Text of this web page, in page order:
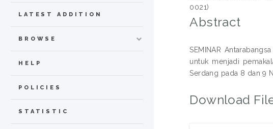
0021)
Abstract
SEMINAR
untuk menjadi
Serdang pada 8 dan 9
Download
LATEST ADDITION
BROWSE
HELP
POLICIES
STATISTIC